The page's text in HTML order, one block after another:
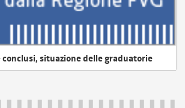
conclusi, situazione delle graduatorie